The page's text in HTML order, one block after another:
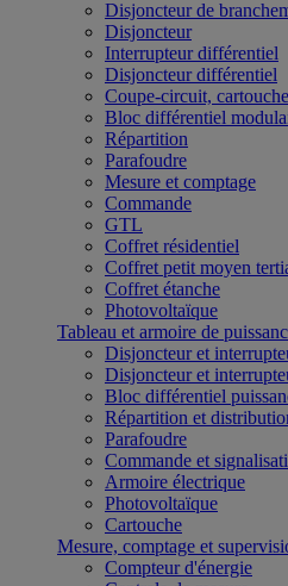
Disjoncteur de
Disjoncteur
Interrupteur différentiel
Disjoncteur différentiel
Coupe-circuit,
Bloc différentiel
Répartition
Parafoudre
Mesure et comptage
Commande
GTL
Coffret résidentiel
Coffret petit moyen
Coffret étanche
Photovoltaïque
Tableau et armoire de
Disjoncteur et
Disjoncteur et
Bloc différentiel
Répartition et
Parafoudre
Commande et
Armoire électrique
Photovoltaïque
Cartouche
Mesure, comptage et
Compteur d'énergie